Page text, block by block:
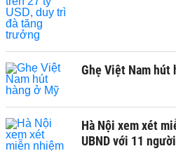
Ghẹ Việt Nam hút
Hà Nội xem xét
UBND với 11